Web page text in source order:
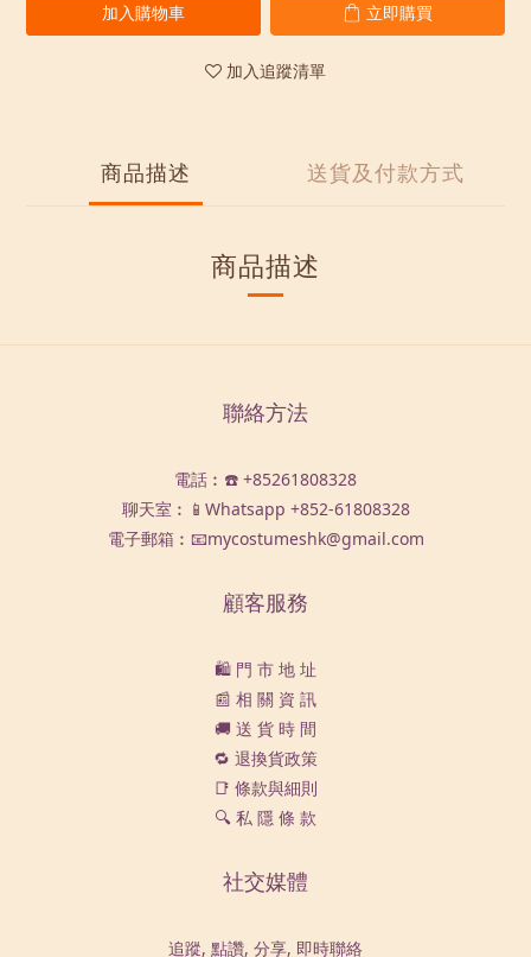
加入購物車 立即購買
加入追蹤清單
商品描述 送貨及付款方式
商品描述
聯絡方法
電話︰☎️ +85261808328
聊天室︰📱Whatsapp +852-61808328
電子郵箱︰📧mycostumeshk@gmail.com
顧客服務
🛍️ 門 市 地 址
📰 相 關 資 訊
🚚 送 貨 時 間
🔁 退換貨政策
📑 條款與細則
🔍 私 隱 條 款
社交媒體
追蹤, 點讚, 分享, 即時聯絡